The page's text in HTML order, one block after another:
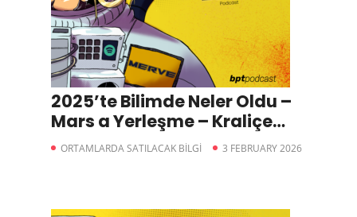
2025’te Bilimde Neler Oldu –
Mars a Yerleşme – Kraliçe
Dramı – Elmaslar
ORTAMLARDA SATILACAK BİLGİ 3 FEBRUARY 2026